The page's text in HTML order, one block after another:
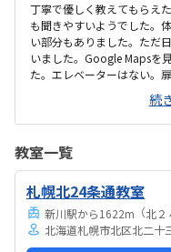
丁寧で優しく教えてもらえ
も聞きやすいようでした。
い部分もありました。ただ
いました。Google Mapsを
た。エレベーターはない。
とても綺麗で、広々として
に綺麗でした。プログラミ
は高い。他の習い事もして
続
教室一覧
札幌北24条通教室
新川駅から1622m （北２
北海道札幌市北区北二十